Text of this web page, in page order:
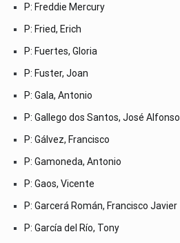
P: Freddie Mercury
P: Fried, Erich
P: Fuertes, Gloria
P: Fuster, Joan
P: Gala, Antonio
P: Gallego dos Santos, José Alfonso
P: Gálvez, Francisco
P: Gamoneda, Antonio
P: Gaos, Vicente
P: Garcerá Román, Francisco Javier
P: García del Río, Tony